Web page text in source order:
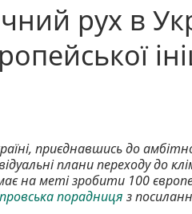
рух в
приєднавшись до
плани переходу до
на меті зробити 100
порадниця з